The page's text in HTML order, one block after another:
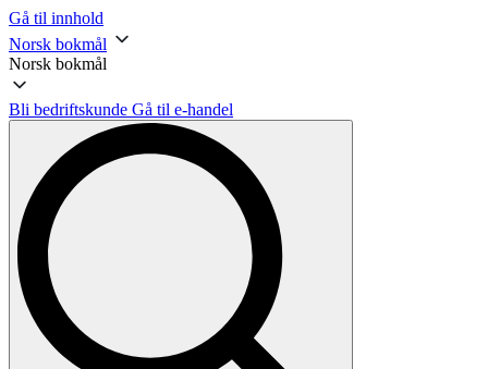
Gå til innhold
Norsk bokmål
Norsk bokmål
Bli bedriftskunde Gå til e-handel